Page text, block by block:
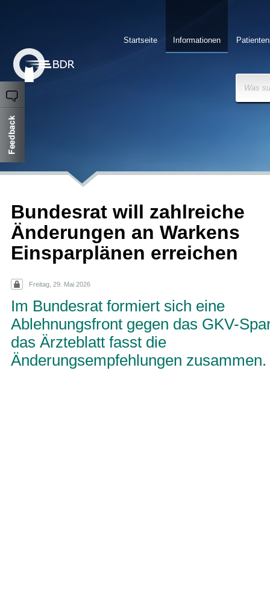
Informationen
Startseite
Was
Bundesrat will zahlreiche
Änderungen an Warkens
Einsparplänen erreichen
Freitag, 29. Mai 2026
Im Bundesrat formiert sich eine
Ablehnungsfront gegen das GKV-
das Ärzteblatt fasst die
Änderungsempfehlungen zusammen.